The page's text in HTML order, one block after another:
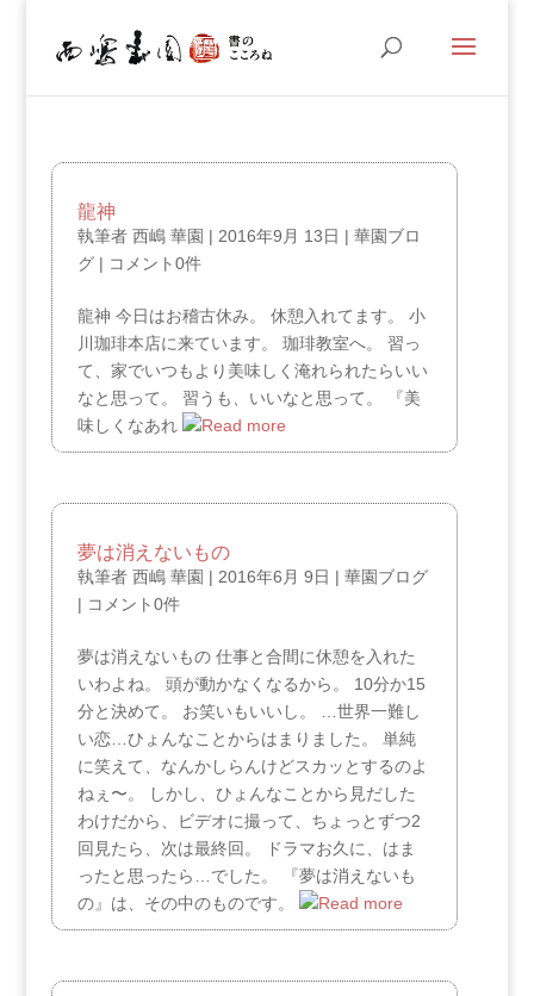
龍神
執筆者 西嶋 華園 | 2016年9月 13日 | 華園ブロ
グ| コメント0件
龍神 今日はお稽古休み。 休憩入れてます。 小
川珈琲本店に来ています。 珈琲教室へ。 習っ
て、家でいつもより美味しく淹れられたらいい
なと思って。 習うも、いいなと思って。 『美
味しくなあれ
夢は消えないもの
執筆者 西嶋 華園 | 2016年6月 9日 | 華園ブログ
| コメント0件
夢は消えないもの 仕事と合間に休憩を入れた
いわよね。 頭が動かなくなるから。 10分か15
分と決めて。 お笑いもいいし。 …世界一難し
い恋…ひょんなことからはまりました。 単純
に笑えて、なんかしらんけどスカッとするのよ
ねぇ〜。 しかし、ひょんなことから見だした
わけだから、ビデオに撮って、ちょっとずつ2
回見たら、次は最終回。 ドラマお久に、はま
ったと思ったら…でした。 『夢は消えないも
の』は、その中のものです。